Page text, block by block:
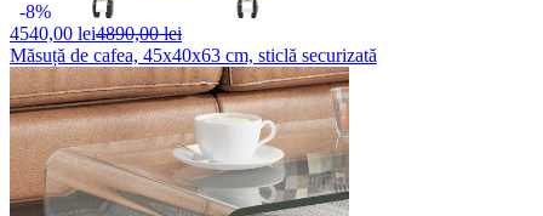
-8%
4540,00 lei4890,00 lei
Măsuță de cafea, 45x40x63 cm, sticlă securizată